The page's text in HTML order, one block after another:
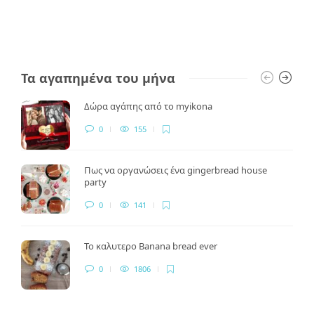
Τα αγαπημένα του μήνα
Δώρα αγάπης από το myikona
0 155
Πως να οργανώσεις ένα gingerbread house
party
0 141
Το καλυτερο Banana bread ever
0 1806